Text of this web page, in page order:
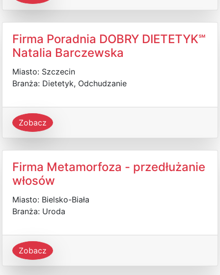
Firma Poradnia DOBRY DIETETYK℠
Natalia Barczewska
Miasto: Szczecin
Branża: Dietetyk, Odchudzanie
Zobacz
Firma Metamorfoza - przedłużanie
włosów
Miasto: Bielsko-Biała
Branża: Uroda
Zobacz